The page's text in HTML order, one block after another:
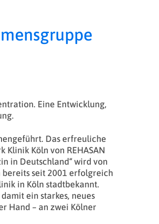
Eine Entwicklung,
Das erfreuliche
Klinik Köln von REHASAN
in Deutschland“ wird von
seit 2001 erfolgreich
in Köln stadtbekannt.
ein starkes, neues
Hand – an zwei Kölner